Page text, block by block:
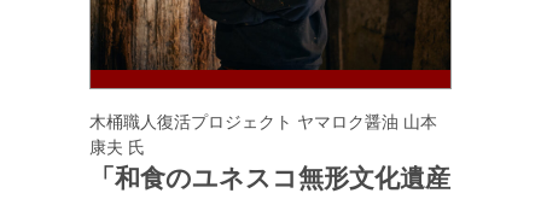
木桶職人復活プロジェクト ヤマロク醤油 山本
康夫 氏
「和食のユネスコ無形文化遺産